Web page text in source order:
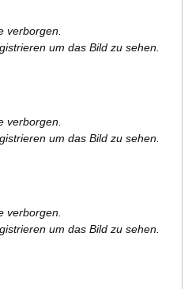
verborgen.
um das Bild zu sehen.
verborgen.
um das Bild zu sehen.
verborgen.
um das Bild zu sehen.